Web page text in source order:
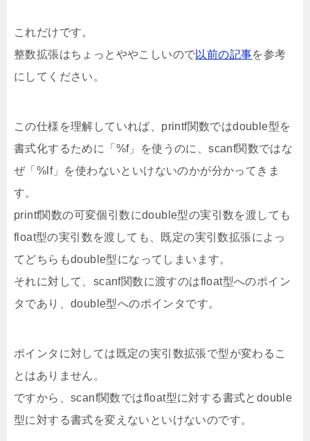
これだけです。
整数拡張はちょっとややこしいので以前の記事を参考
にしてください。
この仕様を理解していれば、printf関数ではdouble型を
書式化するために「%f」を使うのに、scanf関数ではな
ぜ「%lf」を使わないといけないのかが分かってきま
す。
printf関数の可変個引数にdouble型の実引数を渡しても
float型の実引数を渡しても、既定の実引数拡張によっ
てどちらもdouble型になってしまいます。
それに対して、scanf関数に渡すのはfloat型へのポイン
タであり、double型へのポインタです。
ポインタに対しては既定の実引数拡張で型が変わるこ
とはありません。
ですから、scanf関数ではfloat型に対する書式とdouble
型に対する書式を変えないといけないのです。